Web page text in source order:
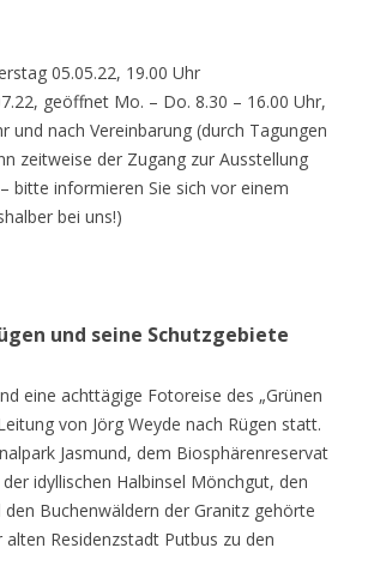
05.05.22, 19.00 Uhr
geöffnet Mo. – Do. 8.30 – 16.00 Uhr,
und nach Vereinbarung (durch Tagungen
zeitweise der Zugang zur Ausstellung
bitte informieren Sie sich vor einem
bei uns!)
und seine Schutzgebiete
eine achttägige Fotoreise des „Grünen
von Jörg Weyde nach Rügen statt.
Jasmund, dem Biosphärenreservat
idyllischen Halbinsel Mönchgut, den
den Buchenwäldern der Granitz gehörte
alten Residenzstadt Putbus zu den